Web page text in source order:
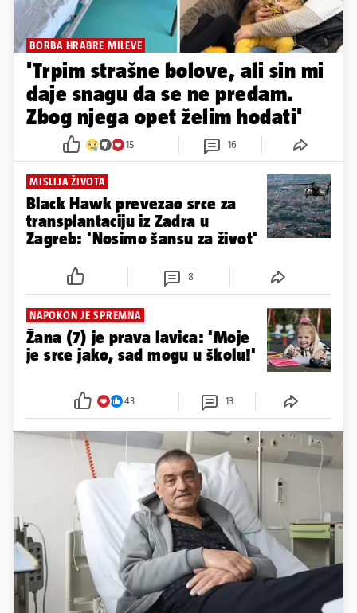
BORBA HRABRE MILEVE
'Trpim strašne bolove, ali sin mi
daje snagu da se ne predam.
Zbog njega opet želim hodati'
15 16
MISLIJA ŽIVOTA
Black Hawk prevezao srce za
transplantaciju iz Zadra u
Zagreb: 'Nosimo šansu za život'
8
NAPOKON JE SPREMNA
Žana (7) je prava lavica: 'Moje
je srce jako, sad mogu u školu!'
43 13